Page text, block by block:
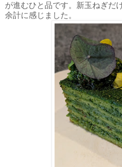
が進むひと品です。新玉ねぎだ
余計に感じました。